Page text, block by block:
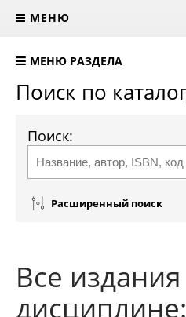
МЕНЮ
МЕНЮ РАЗДЕЛА
Поиск по
Поиск:
Расширенный поиск
Все
дисциплине: